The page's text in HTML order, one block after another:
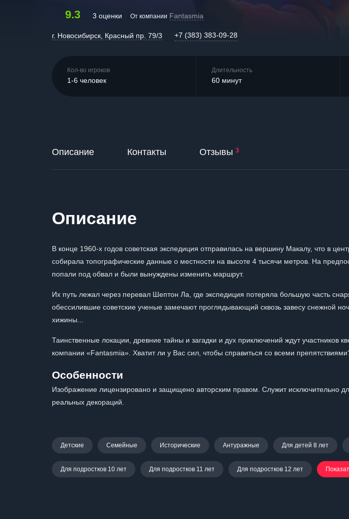
9.3 3 оценки От компании Fantasmia
г. Новосибирск, Красный пр. 79/3 +7 (383) 383-09-28
Кол-во игроков
1-6 человек
Длительность
60 минут
Описание Контакты Отзывы 3
Описание
В конце 1960-х годов советская экспедиция отправилась на вершину Макалу, что в
собирала топографические данные о местности на высоте 4 тысячи метров. На
попали под обвал и были вынуждены изменить маршрут.
Их путь лежал через перевал Шептон Ла, где экспедиция потеряла большую часть
обессилившие советские ученые замечают проглядывающий сквозь завесу снежной
хижины...
Таинственные локации, древние тайны и загадки и дух приключений ждут участников
компании «Fantasmia». Хватит ли у Вас сил, чтобы справиться со всеми
Особенности
Изображение лицензировано и защищено авторским правом. Служит исключительно
реальных декораций.
Детские Семейные Исторические Антуражные Для детей 8 лет
Для подростков 10 лет Для подростков 11 лет Для подростков 12 лет